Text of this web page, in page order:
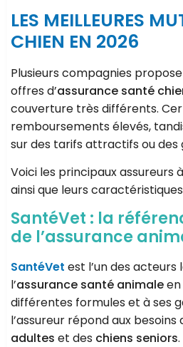
LES MEILLEURES
CHIEN EN 2026
Plusieurs compagnies
offres d’assurance santé
couverture très différents.
remboursements élevés,
sur des tarifs attractifs ou des
Voici les principaux assureurs
ainsi que leurs
SantéVet : la
de l’assurance
SantéVet est l’un des acteurs
l’assurance santé animale
différentes formules et à ses
l’assureur répond aux besoins
adultes et des chiens seniors.